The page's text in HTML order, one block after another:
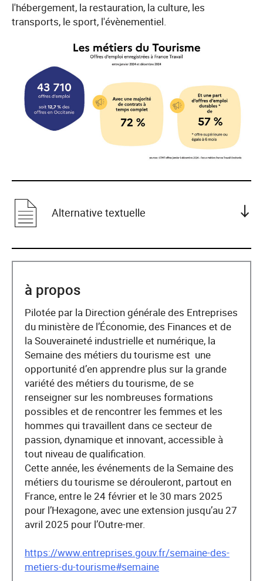
l'hébergement, la restauration, la culture, les
transports, le sport, l'évènementiel.
Alternative textuelle
à propos
Pilotée par la Direction générale des Entreprises
du ministère de l’Économie, des Finances et de
la Souveraineté industrielle et numérique, la
Semaine des métiers du tourisme est une
opportunité d’en apprendre plus sur la grande
variété des métiers du tourisme, de se
renseigner sur les nombreuses formations
possibles et de rencontrer les femmes et les
hommes qui travaillent dans ce secteur de
passion, dynamique et innovant, accessible à
tout niveau de qualification.
Cette année, les événements de la Semaine des
métiers du tourisme se dérouleront, partout en
France, entre le 24 février et le 30 mars 2025
pour l’Hexagone, avec une extension jusqu’au 27
avril 2025 pour l’Outre-mer.
https://www.entreprises.gouv.fr/semaine-des-
metiers-du-tourisme#semaine